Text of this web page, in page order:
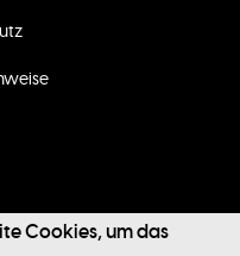
Cookies, um das